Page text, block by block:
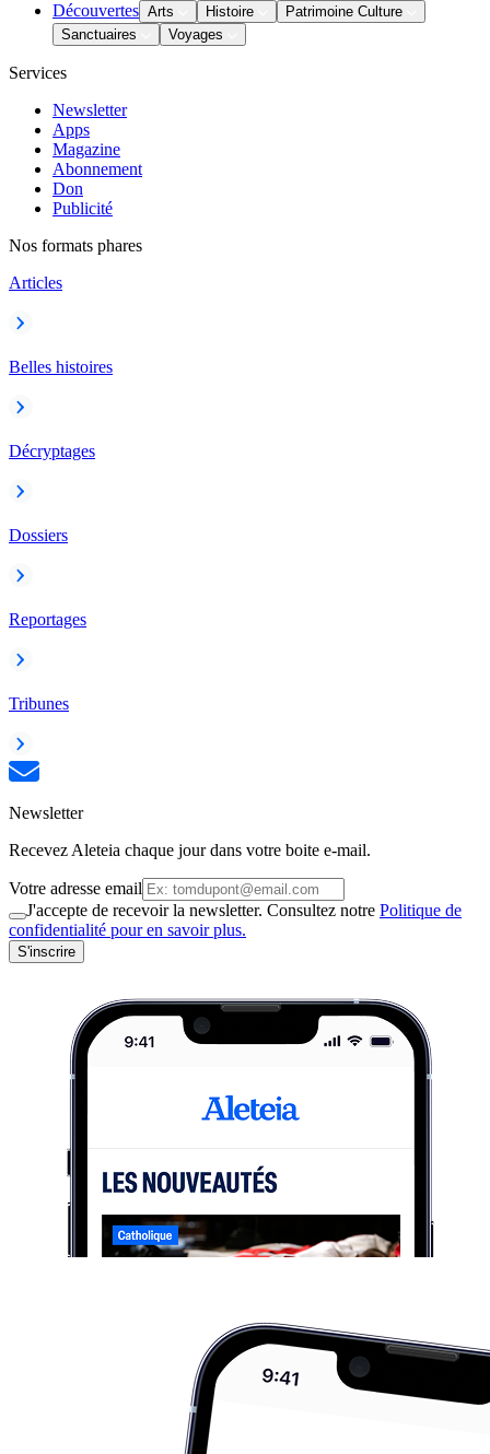
Découvertes Arts Histoire
Patrimoine Culture
Sanctuaires
Voyages
Services
Newsletter
Apps
Magazine
Abonnement
Don
Publicité
Nos formats phares
Articles
Belles histoires
Décryptages
Dossiers
Reportages
Tribunes
Newsletter
Recevez Aleteia chaque jour dans votre boite e-mail.
Votre adresse email
J'accepte de recevoir la newsletter. Consultez notre Politique de
confidentialité pour en savoir plus.
S'inscrire